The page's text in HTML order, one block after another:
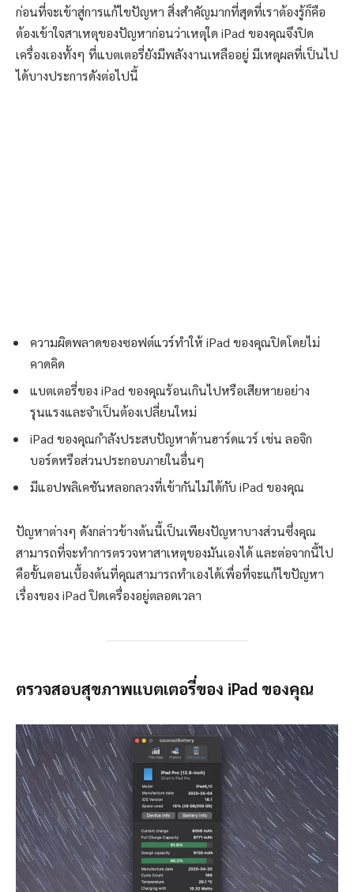
ก่อนที่จะเข้าสู่การแก้ไขปัญหา สิ่งสำคัญมากที่สุดที่เราต้องรู้ก็คือ
ต้องเข้าใจสาเหตุของปัญหาก่อนว่าเหตุใด iPad ของคุณจึงปิด
เครื่องเองทั้งๆ ที่แบตเตอรี่ยังมีพลังงานเหลืออยู่ มีเหตุผลที่เป็นไป
ได้บางประการดังต่อไปนี้
ความผิดพลาดของซอฟต์แวร์ทำให้ iPad ของคุณปิดโดยไม่
คาดคิด
แบตเตอรี่ของ iPad ของคุณร้อนเกินไปหรือเสียหายอย่าง
รุนแรงและจำเป็นต้องเปลี่ยนใหม่
iPad ของคุณกำลังประสบปัญหาด้านฮาร์ดแวร์ เช่น ลอจิก
บอร์ดหรือส่วนประกอบภายในอื่นๆ
มีแอปพลิเคชันหลอกลวงที่เข้ากันไม่ได้กับ iPad ของคุณ
ปัญหาต่างๆ ดังกล่าวข้างต้นนี้เป็นเพียงปัญหาบางส่วนซึ่งคุณ
สามารถที่จะทำการตรวจหาสาเหตุของมันเองได้ และต่อจากนี้ไป
คือขั้นตอนเบื้องต้นที่คุณสามารถทำเองได้เพื่อที่จะแก้ไขปัญหา
เรื่องของ iPad ปิดเครื่องอยู่ตลอดเวลา
ตรวจสอบสุขภาพแบตเตอรี่ของ iPad ของคุณ